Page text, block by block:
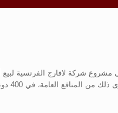
شركة لافارج الفرنسية
إلى